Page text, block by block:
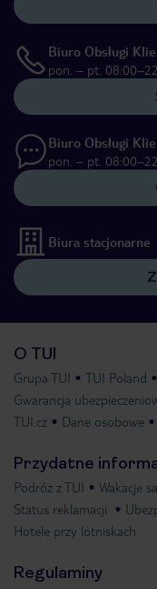
Biuro Obsługi
pon. – pt.
Biuro Obsługi
pon. – pt.
Biura stacjonarne
O TUI
Grupa TUI TUI Poland
Gwarancja
TUI.cz
Dane osobowe
Przydatne
Podróż z TUI Wakacje
Status reklamacji
Hotele przy lotniskach
Regulaminy